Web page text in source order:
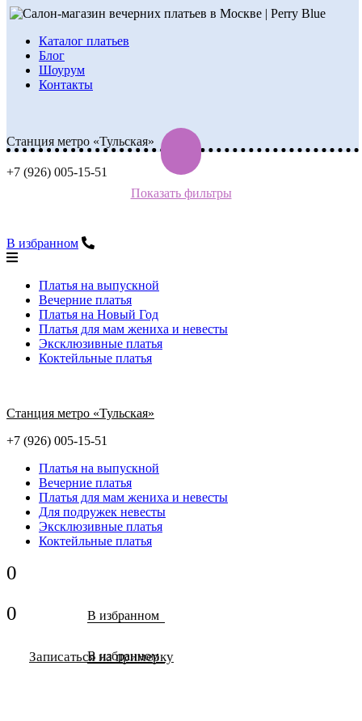
Каталог платьев
Блог
Шоурум
Контакты
Станция метро «Тульская»
+7 (926) 005-15-51
В избранном
Платья на выпускной
Вечерние платья
Платья на Новый Год
Платья для мам жениха и невесты
Эксклюзивные платья
Коктейльные платья
Станция метро «Тульская»
+7 (926) 005-15-51
Платья на выпускной
Вечерние платья
Платья для мам жениха и невесты
Для подружек невесты
Эксклюзивные платья
Коктейльные платья
0
В избранном
0
В избранном
Записаться на примерку
Показать фильтры